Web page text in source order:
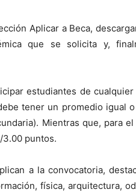
Aplicar a Beca,
que se solicita y,
estudiantes de
tener un promedio igual
Mientras que, para
3.00 puntos.
a la convocatoria,
física, arquitectura,